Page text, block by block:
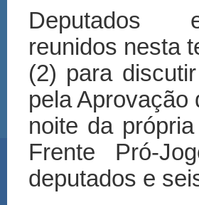
Deputados
reunidos nesta
(2) para
pela Aprovação
noite da
Frente Pró-
deputados e